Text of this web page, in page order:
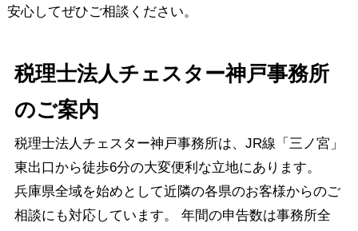
安心してぜひご相談ください。
税理士法人チェスター神戸事務所
のご案内
税理士法人チェスター神戸事務所は、JR線「三ノ宮」
東出口から徒歩6分の大変便利な立地にあります。
兵庫県全域を始めとして近隣の各県のお客様からのご
相談にも対応しています。 年間の申告数は事務所全